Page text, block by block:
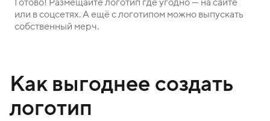
или в соцсетях. А ещё с логотипом можно выпускать
собственный мерч.
Как выгоднее создать
логотип